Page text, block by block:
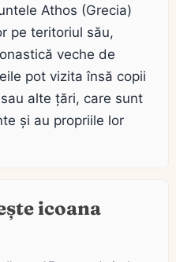
Athos (Grecia)
pe teritoriul său,
veche de
pot vizita însă copii
alte țări, care sunt
și au propriile lor
icoana